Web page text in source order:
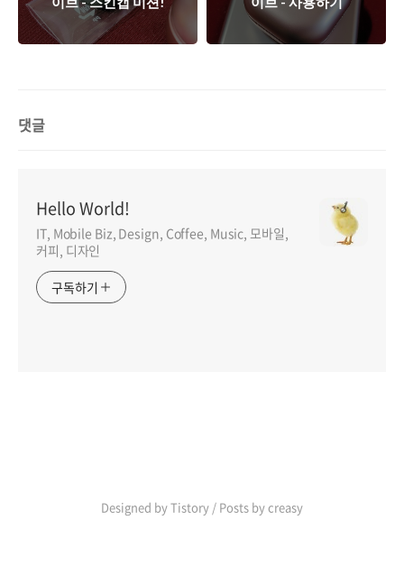
댓글
Hello World!
IT, Mobile Biz, Design, Coffee, Music, 모바일,
커피, 디자인
구독하기
Designed by Tistory / Posts by creasy